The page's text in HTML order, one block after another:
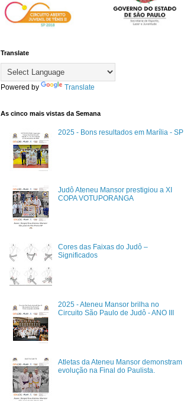
Translate
Powered by Translate
As cinco mais vistas da Semana
2025 - Bons resultados em Marília - SP
Judô Ateneu Mansor prestigiou a XI
COPA VOTUPORANGA
Cores das Faixas do Judô –
Significados
2025 - Ateneu Mansor brilha no
Circuito São Paulo de Judô - ANO III
Atletas da Ateneu Mansor demonstram
evolução na Final do Paulista.